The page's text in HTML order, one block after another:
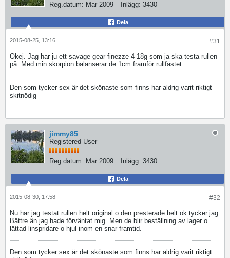
Reg.datum: Mar 2009 Inlägg: 3430
Dela
#31
2015-08-25, 13:16
Okej. Jag har ju ett savage gear finezze 4-18g som ja ska testa rullen
på. Med min skorpion balanserar de 1cm framför rullfästet.
Den som tycker sex är det skönaste som finns har aldrig varit riktigt
skitnödig
jimmy85
Registered User
Reg.datum: Mar 2009 Inlägg: 3430
Dela
#32
2015-08-30, 17:58
Nu har jag testat rullen helt original o den presterade helt ok tycker jag.
Bättre än jag hade förväntat mig. Men de blir beställning av lager o
lättad linspridare o hjul inom en snar framtid.
Den som tycker sex är det skönaste som finns har aldrig varit riktigt